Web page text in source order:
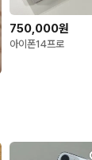
750,000원
아이폰14프로